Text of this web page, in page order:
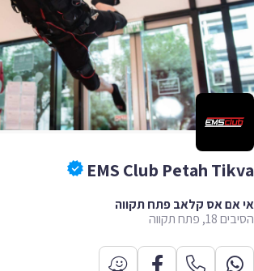
EMS Club Petah
אם אס קלאב פתח תקווה
פתח תקווה